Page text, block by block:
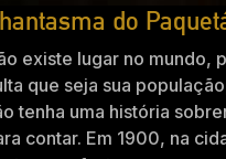
do
existe lugar no mundo,
que seja sua
tenha uma história
contar. Em 1900, na